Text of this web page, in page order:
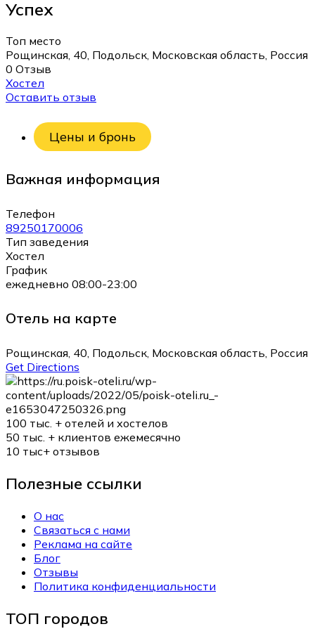
Успех
Топ место
Рощинская, 40, Подольск, Московская область, Россия
0 Отзыв
Хостел
Оставить отзыв
Цены и бронь
Важная информация
Телефон
89250170006
Тип заведения
Хостел
График
ежедневно 08:00-23:00
Отель на карте
Рощинская, 40, Подольск, Московская область, Россия
Get Directions
100 тыс. + отелей и хостелов
50 тыс. + клиентов ежемесячно
10 тыс+ отзывов
Полезные ссылки
О нас
Связаться с нами
Реклама на сайте
Блог
Отзывы
Политика конфиденциальности
ТОП городов